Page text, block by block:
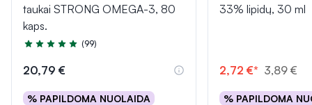
taukai STRONG OMEGA-3, 80
kaps.
Įvertinimas 4.9 iš 5
(99)
20,79 €
% PAPILDOMA NUOLAIDA
33% lipidų, 30 ml
2,72 €* 3,89 €
% PAPILDOMA